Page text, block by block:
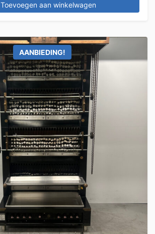
Toevoegen aan winkelwagen
AANBIEDING!